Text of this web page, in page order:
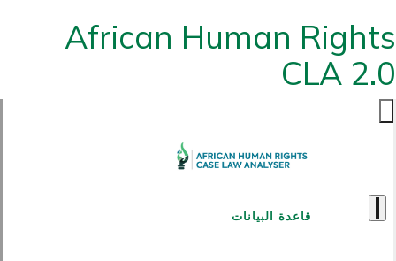
African Human Rights
CLA 2.0
قاعدة البيانات